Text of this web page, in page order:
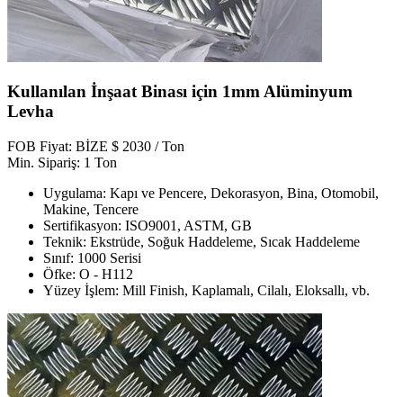
Kullanılan İnşaat Binası için 1mm Alüminyum
Levha
FOB Fiyat: BİZE $ 2030 / Ton
Min. Sipariş: 1 Ton
Uygulama: Kapı ve Pencere, Dekorasyon, Bina, Otomobil,
Makine, Tencere
Sertifikasyon: ISO9001, ASTM, GB
Teknik: Ekstrüde, Soğuk Haddeleme, Sıcak Haddeleme
Sınıf: 1000 Serisi
Öfke: O - H112
Yüzey İşlem: Mill Finish, Kaplamalı, Cilalı, Eloksallı, vb.